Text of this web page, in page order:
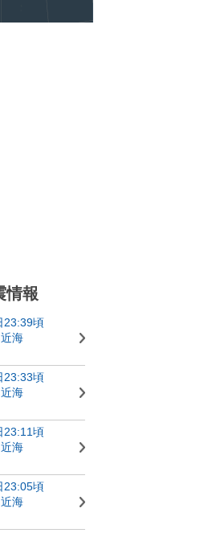
情報
23:39頃
海
23:33頃
海
23:11頃
海
23:05頃
海